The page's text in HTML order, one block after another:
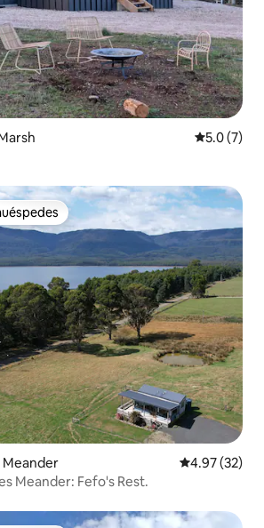
5.0 (7)
preferido
Meander Calificación
4.97 (32)
Meander: Fefo's Rest.